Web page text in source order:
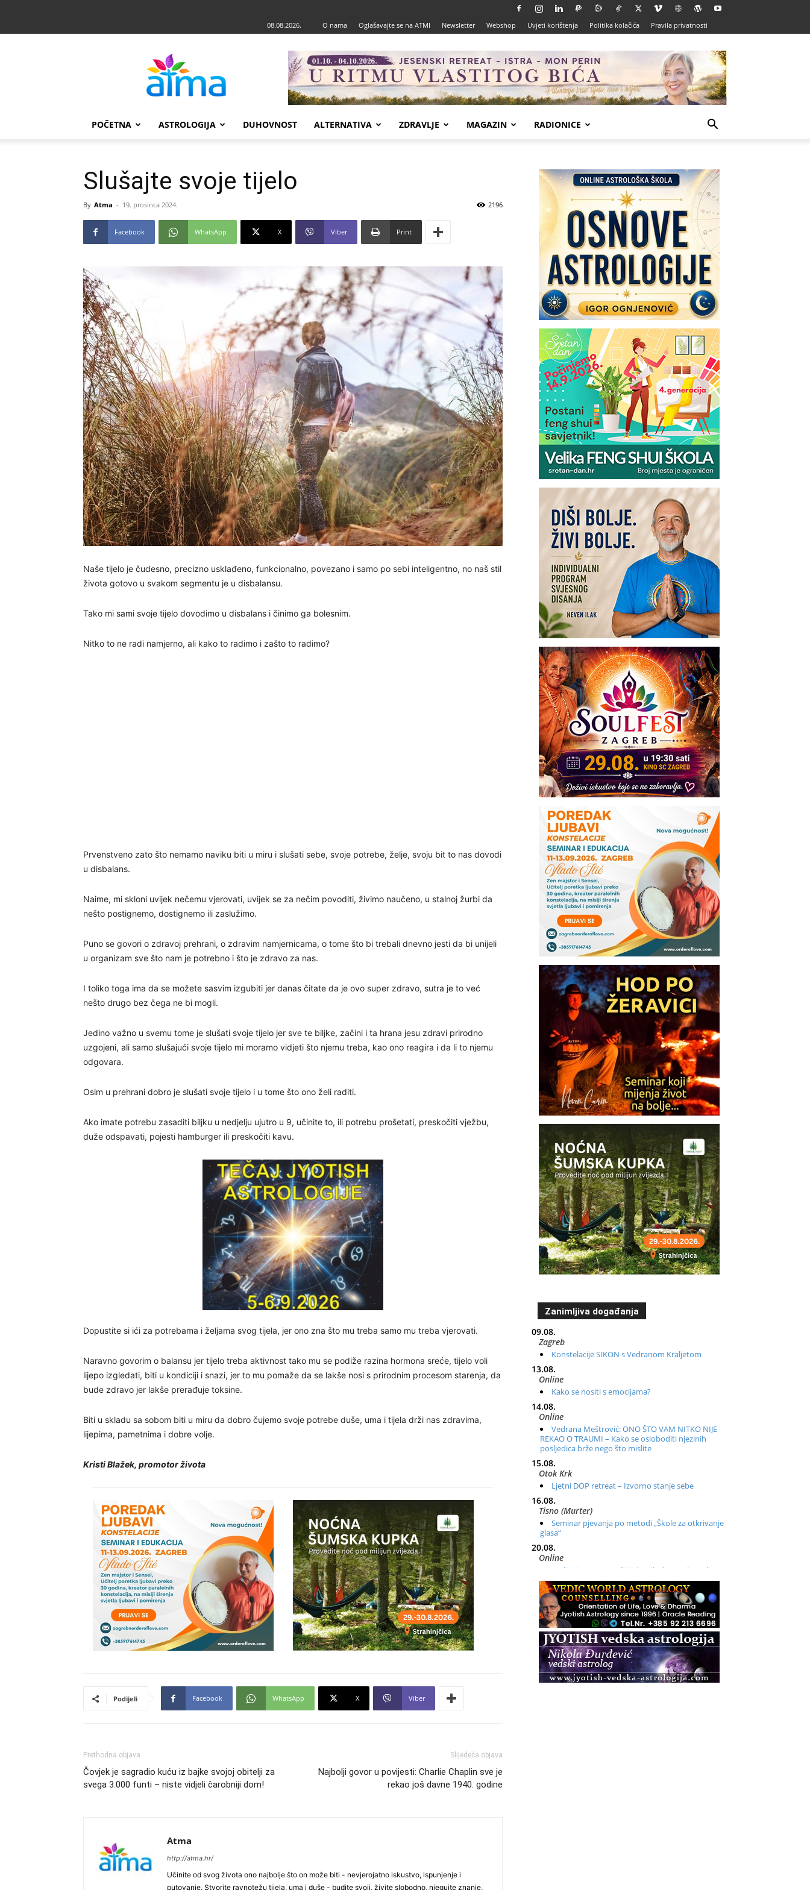
08.08.2026. O nama Oglašavajte se na ATMI Newsletter Webshop Uvjeti korištenja Politika kolačića Pravila privatnosti
POČETNA ASTROLOGIJA DUHOVNOST ALTERNATIVA ZDRAVLJE MAGAZIN RADIONICE
Slušajte svoje tijelo
By Atma - 19. prosinca 2024. 2196
Facebook WhatsApp X Viber Print
Naše tijelo je čudesno, precizno usklađeno, funkcionalno, povezano i samo po sebi inteligentno, no naš stil
života gotovo u svakom segmentu je u disbalansu.
Tako mi sami svoje tijelo dovodimo u disbalans i činimo ga bolesnim.
Nitko to ne radi namjerno, ali kako to radimo i zašto to radimo?
Prvenstveno zato što nemamo naviku biti u miru i slušati sebe, svoje potrebe, želje, svoju bit to nas dovodi
u disbalans.
Naime, mi skloni uvijek nečemu vjerovati, uvijek se za nečim povoditi, živimo naučeno, u stalnoj žurbi da
nešto postignemo, dostignemo ili zaslužimo.
Puno se govori o zdravoj prehrani, o zdravim namjernicama, o tome što bi trebali dnevno jesti da bi unijeli
u organizam sve što nam je potrebno i što je zdravo za nas.
I toliko toga ima da se možete sasvim izgubiti jer danas čitate da je ovo super zdravo, sutra je to već
nešto drugo bez čega ne bi mogli.
Jedino važno u svemu tome je slušati svoje tijelo jer sve te biljke, začini i ta hrana jesu zdravi prirodno
uzgojeni, ali samo slušajući svoje tijelo mi moramo vidjeti što njemu treba, kao ono reagira i da li to njemu
odgovara.
Osim u prehrani dobro je slušati svoje tijelo i u tome što ono želi raditi.
Ako imate potrebu zasaditi biljku u nedjelju ujutro u 9, učinite to, ili potrebu prošetati, preskočiti vježbu,
duže odspavati, pojesti hamburger ili preskočiti kavu.
Dopustite si ići za potrebama i željama svog tijela, jer ono zna što mu treba samo mu treba vjerovati.
Naravno govorim o balansu jer tijelo treba aktivnost tako mu se podiže razina hormona sreće, tijelo voli
lijepo izgledati, biti u kondiciji i snazi, jer to mu pomaže da se lakše nosi s prirodnim procesom starenja, da
bude zdravo jer lakše prerađuje toksine.
Biti u skladu sa sobom biti u miru da dobro čujemo svoje potrebe duše, uma i tijela drži nas zdravima,
lijepima, pametnima i dobre volje.
Kristi Blažek, promotor života
Podijeli Facebook WhatsApp X Viber
Prethodna objava
Čovjek je sagradio kuću iz bajke svojoj obitelji za
svega 3.000 funti – niste vidjeli čarobniji dom!
Slijedeća objava
Najbolji govor u povijesti: Charlie Chaplin sve je
rekao još davne 1940. godine
Atma
http://atma.hr/
Učinite od svog života ono najbolje što on može biti - nevjerojatno iskustvo, ispunjenje i
putovanje. Stvorite ravnotežu tijela, uma i duše - budite svoji, živite slobodno, njegujte znanje,
Zanimljiva događanja
09.08.
Zagreb
Konstelacije SIKON s Vedranom Kraljetom
13.08.
Online
Kako se nositi s emocijama?
14.08.
Online
Vedrana Meštrović: ONO ŠTO VAM NITKO NIJE
REKAO O TRAUMI – Kako se osloboditi njezinih
posljedica brže nego što mislite
15.08.
Otok Krk
Ljetni DOP retreat – Izvorno stanje sebe
16.08.
Tisno (Murter)
Seminar pjevanja po metodi „Škole za otkrivanje
glasa“
20.08.
Online
Radionica: Pomagači iz drugih dimenzija Online –
otvoreno za sve
21.08.
Zagreb+Online
Osnovni ThetaHealing® tečaj, Zagreb i Online
22.08.
Zagreb
Osnovna radionica za izscjeljivanje pranom (Basic
Pranic Healing course)
Pula